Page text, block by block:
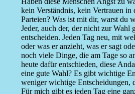
kein Verständnis, kein Vertrauen in
Parteien? Was ist mit dir, warst du
Jeder, auch der, der nicht zur Wahl
entscheiden. Jeden Tag neu, mit
oder was er anzieht, was er sagt
noch viele Dinge, die am Tage so
heute dafür entschieden, diese
eine gute Wahl? Es gibt wichtige
weniger wichtige Entscheidungen,
Für mich gibt es jeden Tag eine